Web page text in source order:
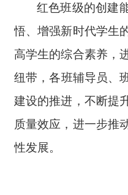
红色班级的创建
悟、增强新时代学生
高学生的综合素养，
纽带，各班辅导员、
建设的推进，不断提
质量效应，进一步推
性发展。